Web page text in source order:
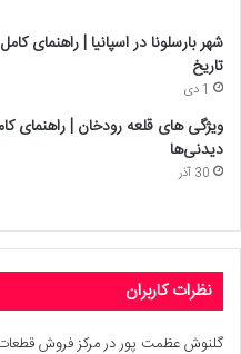
شهر بارسلونا در اسپانیا | راهنمای
تاریخ
1 دی
ویژگی های قلعه رودخان | راهنمای
دیدنی‌ها
30 آذر
نظرات کاربران
گلنوش عظمت پوردرمرکز فروش